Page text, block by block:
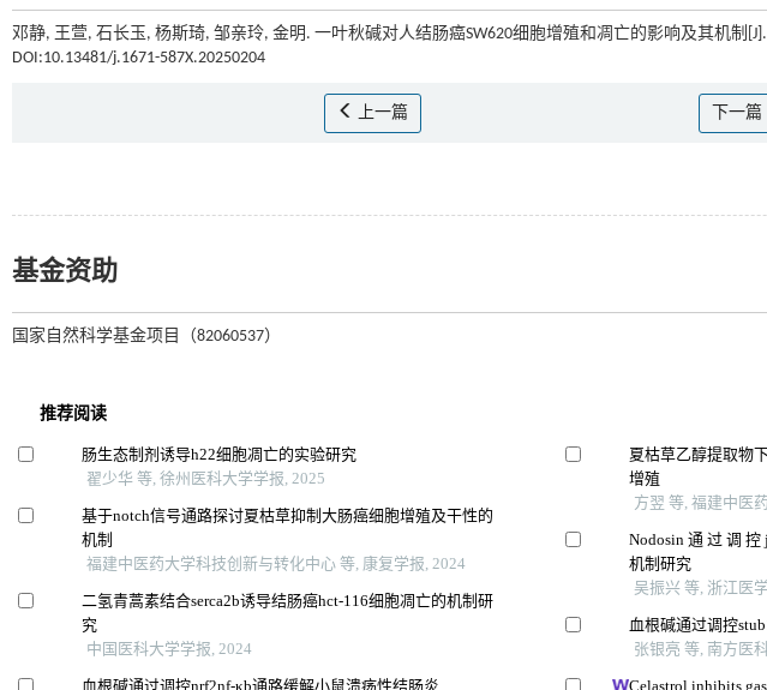
邓静, 王萱, 石长玉, 杨斯琦, 邹亲玲, 金明. 一叶秋碱对人结肠癌SW620细胞增殖和凋亡的影响及其机制[J].
DOI:10.13481/j.1671-587X.20250204
上一篇 下一篇
基金资助
国家自然科学基金项目（82060537）